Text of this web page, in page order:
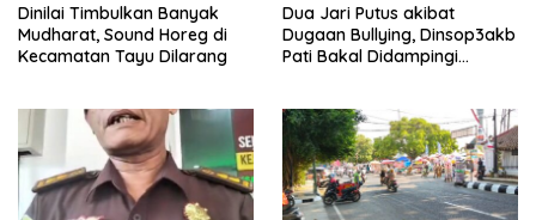
Dinilai Timbulkan Banyak
Mudharat, Sound Horeg di
Kecamatan Tayu Dilarang
Dua Jari Putus akibat
Dugaan Bullying, Dinsop3akb
Pati Bakal Didampingi